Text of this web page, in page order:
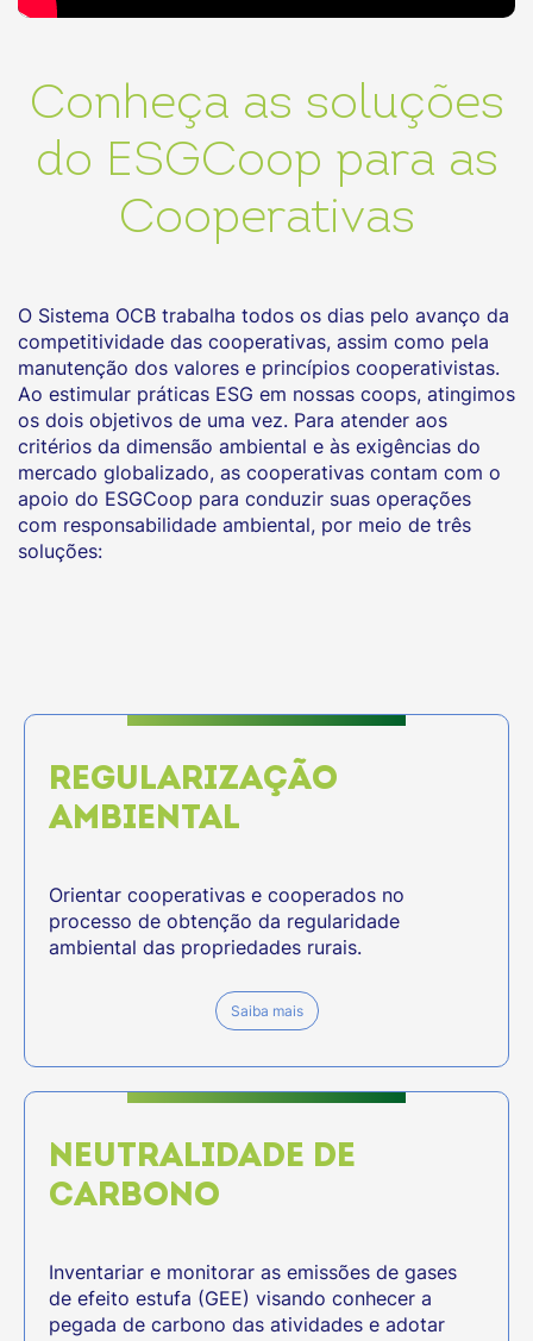
Conheça as soluções
do ESGCoop para as
Cooperativas
O Sistema OCB trabalha todos os dias pelo avanço da
competitividade das cooperativas, assim como pela
manutenção dos valores e princípios cooperativistas.
Ao estimular práticas ESG em nossas coops, atingimos
os dois objetivos de uma vez. Para atender aos
critérios da dimensão ambiental e às exigências do
mercado globalizado, as cooperativas contam com o
apoio do ESGCoop para conduzir suas operações
com responsabilidade ambiental, por meio de três
soluções:
REGULARIZAÇÃO
AMBIENTAL
Orientar cooperativas e cooperados no
processo de obtenção da regularidade
ambiental das propriedades rurais.
Saiba mais
NEUTRALIDADE DE
CARBONO
Inventariar e monitorar as emissões de gases
de efeito estufa (GEE) visando conhecer a
pegada de carbono das atividades e adotar